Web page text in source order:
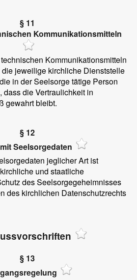
§ 11
Kommunikationsmitteln
Kommunikationsmitteln
jeweilige kirchliche Dienststelle
in der Seelsorge tätige Person
dass die Vertraulichkeit in
gewahrt bleibt.
§ 12
Seelsorgedaten
jeglicher Art ist
und staatliche
des Seelsorgegeheimnisses
des kirchlichen Datenschutzrechts
§ 13